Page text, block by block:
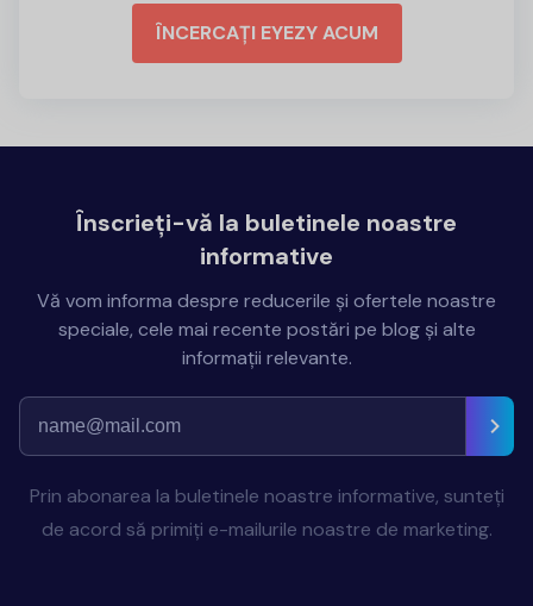
ÎNCERCAȚI EYEZY ACUM
Înscrieți-vă la buletinele noastre
informative
Vă vom informa despre reducerile și ofertele noastre
speciale, cele mai recente postări pe blog și alte
informații relevante.
Prin abonarea la buletinele noastre informative, sunteți
de acord să primiți e-mailurile noastre de marketing.